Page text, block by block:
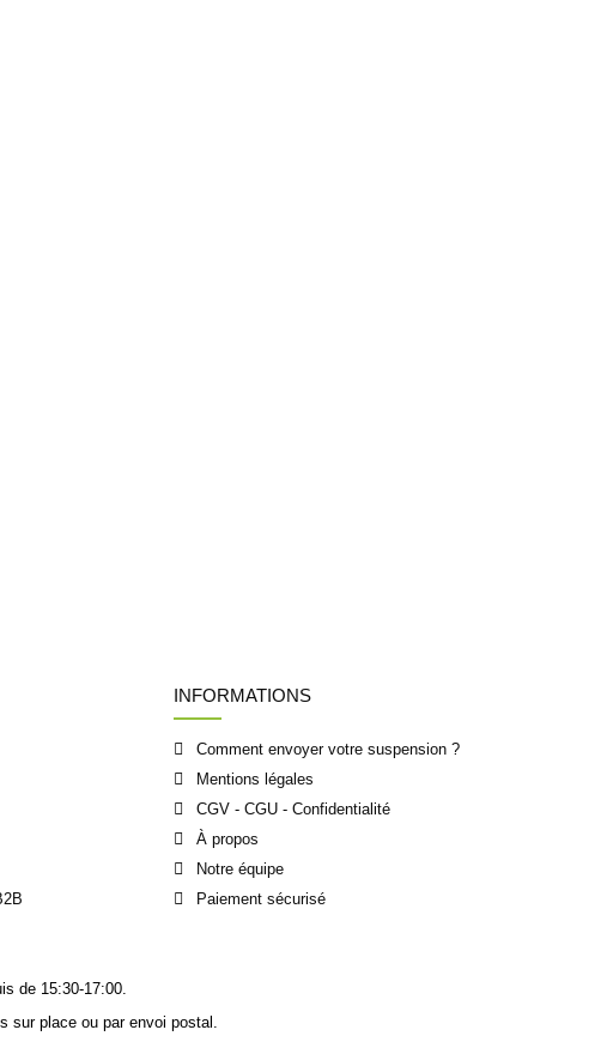
INFORMATIONS
Comment envoyer votre suspension ?
Mentions légales
CGV - CGU - Confidentialité
À propos
Notre équipe
Paiement sécurisé
de 15:30-17:00.
sur place ou par envoi postal.